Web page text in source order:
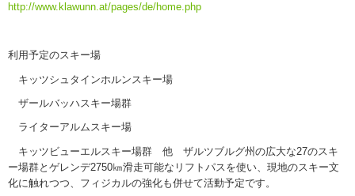
http://www.klawunn.at/pages/de/home.php
利用予定のスキー場
キッツシュタインホルンスキー場
ザールバッハスキー場群
ライターアルムスキー場
キッツビューエルスキー場群 他 ザルツブルグ州の広大な27のスキ
ー場群とゲレンデ2750㎞滑走可能なリフトパスを使い、現地のスキー文
化に触れつつ、フィジカルの強化も併せて活動予定です。